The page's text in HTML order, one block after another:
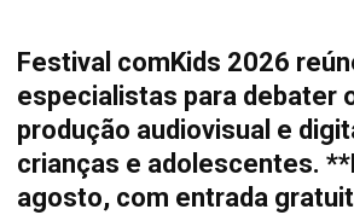
Festival comKids 2026
especialistas para debater
produção audiovisual e
crianças e adolescentes.
agosto, com entrada